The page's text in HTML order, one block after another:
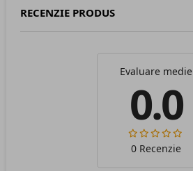
RECENZIE PRODUS
Evaluare medie
0.0
0 Recenzie